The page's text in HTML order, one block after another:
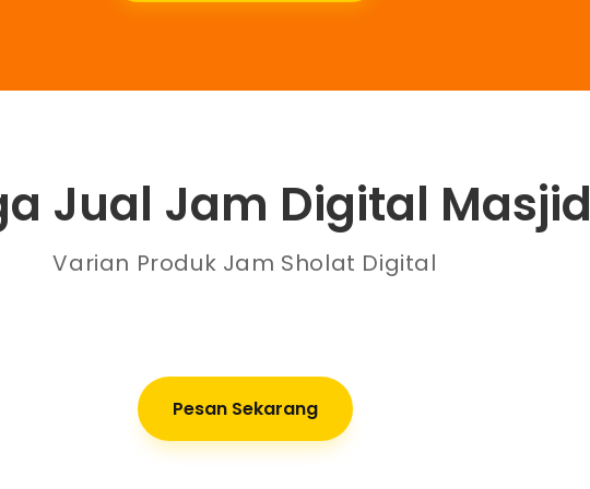
Jual Jam Digital Masjid
Varian Produk Jam Sholat Digital
Pesan Sekarang